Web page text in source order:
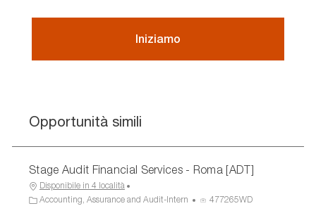
Iniziamo
Opportunità simili
Stage Audit Financial Services - Roma [ADT]
Disponibile in 4 località
C Accounting, Assurance and Audit-Intern 477265WD